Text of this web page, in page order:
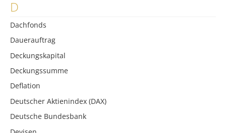
D
Dachfonds
Dauerauftrag
Deckungskapital
Deckungssumme
Deflation
Deutscher Aktienindex (DAX)
Deutsche Bundesbank